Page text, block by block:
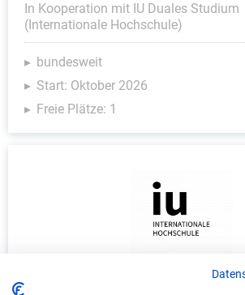
In Kooperation mit IU Duales Studium
(Internationale Hochschule)
bundesweit
Start: Oktober 2026
Freie Plätze: 1